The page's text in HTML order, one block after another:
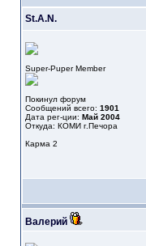
St.A.N.
Super-Puper Member
Покинул форум
Сообщений всего: 1901
Дата рег-ции: Май 2004
Откуда: КОМИ г.Печора
Карма 2
Валерий